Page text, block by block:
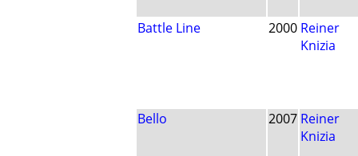
Battle Line 2000 Reiner
Knizia
Bello 2007 Reiner
Knizia